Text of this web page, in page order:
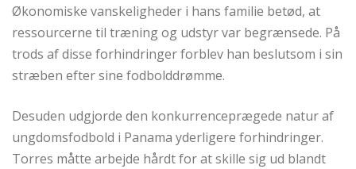
Økonomiske vanskeligheder i hans familie betød, at
ressourcerne til træning og udstyr var begrænsede. På
trods af disse forhindringer forblev han beslutsom i sin
stræben efter sine fodbolddrømme.
Desuden udgjorde den konkurrenceprægede natur af
ungdomsfodbold i Panama yderligere forhindringer.
Torres måtte arbejde hårdt for at skille sig ud blandt